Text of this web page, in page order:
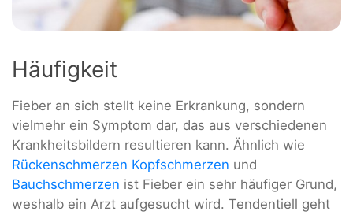
Häufigkeit
Fieber an sich stellt keine Erkrankung, sondern
vielmehr ein Symptom dar, das aus verschiedenen
Krankheitsbildern resultieren kann. Ähnlich wie
Rückenschmerzen Kopfschmerzen und
Bauchschmerzen ist Fieber ein sehr häufiger Grund,
weshalb ein Arzt aufgesucht wird. Tendentiell geht